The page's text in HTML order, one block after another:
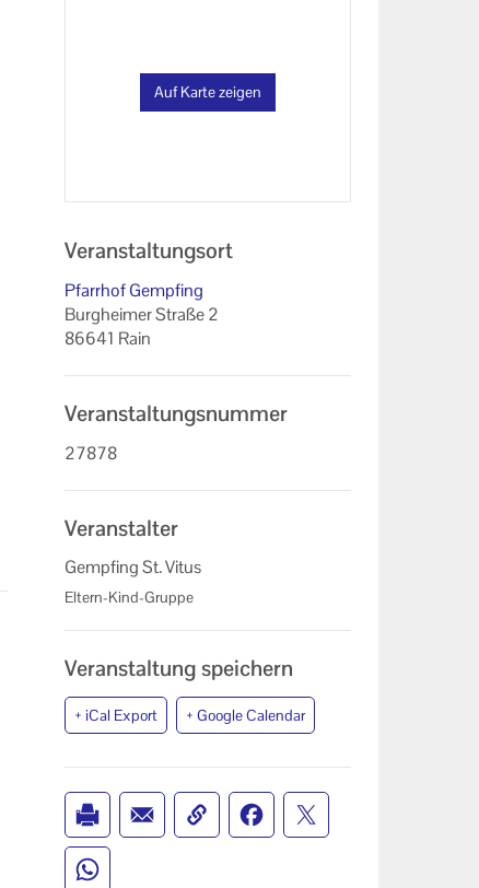
Auf Karte zeigen
Veranstaltungsort
Pfarrhof Gempfing
Burgheimer Straße 2
86641 Rain
Veranstaltungsnummer
27878
Veranstalter
Gempfing St. Vitus
Eltern-Kind-Gruppe
Veranstaltung speichern
+ iCal Export + Google Calendar